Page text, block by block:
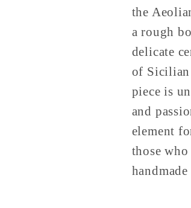
the
a rough
delicate
of Sicilian
piece is
and
element
those